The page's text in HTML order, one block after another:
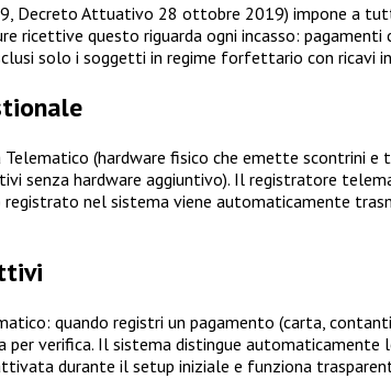
Decreto Attuativo 28 ottobre 2019) impone a
questo riguarda ogni incasso: pagamenti
solo i soggetti in regime forfettario con ricavi
Telematico (hardware fisico che emette
senza hardware aggiuntivo). Il registratore
nel sistema viene automaticamente
quando registri un pagamento (carta,
verifica. Il sistema distingue
durante il setup iniziale e funziona